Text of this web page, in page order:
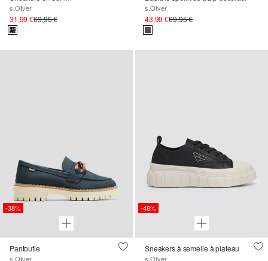
s.Oliver
31,99 €69,95 €
s.Oliver
43,99 €69,95 €
-38%
Pantoufle
s.Oliver
-48%
Sneakers à semelle à plateau
s.Oliver